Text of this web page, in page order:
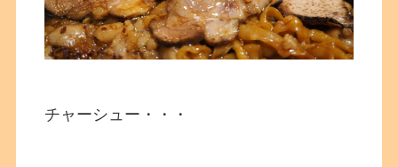
チャーシュー・・・